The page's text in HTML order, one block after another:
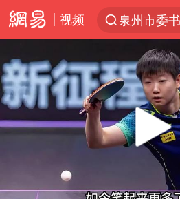
视频
泉州市委
中医教你